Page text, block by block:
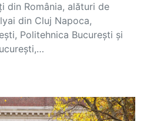
din România, alături de
din Cluj Napoca,
Politehnica București și